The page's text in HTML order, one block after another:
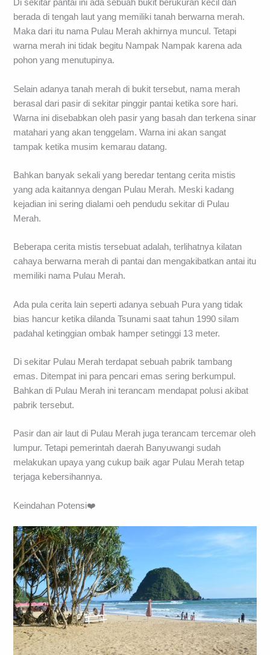
Di sekitar pantai ini ada sebuah bukit berukuran kecil dan
berada di tengah laut yang memiliki tanah berwarna merah.
Maka dari itu nama Pulau Merah akhirnya muncul. Tetapi
warna merah ini tidak begitu Nampak Nampak karena ada
pohon yang menutupinya.
Selain adanya tanah merah di bukit tersebut, nama merah
berasal dari pasir di sekitar pinggir pantai ketika sore hari.
Warna ini disebabkan oleh pasir yang basah dan terkena sinar
matahari yang akan tenggelam. Warna ini akan sangat
tampak ketika musim kemarau datang.
Bahkan banyak sekali yang beredar tentang cerita mistis
yang ada kaitannya dengan Pulau Merah. Meski kadang
kejadian ini sering dialami oeh pendudu sekitar di Pulau
Merah.
Beberapa cerita mistis tersebuat adalah, terlihatnya kilatan
cahaya berwarna merah di pantai dan mengakibatkan antai itu
memiliki nama Pulau Merah.
Ada pula cerita lain seperti adanya sebuah Pura yang tidak
bias hancur ketika dilanda Tsunami saat tahun 1990 silam
padahal ketinggian ombak hamper setinggi 13 meter.
Di sekitar Pulau Merah terdapat sebuah pabrik tambang
emas. Ditempat ini para pencari emas sering berkumpul.
Bahkan di Pulau Merah ini terancam mendapat polusi akibat
pabrik tersebut.
Pasir dan air laut di Pulau Merah juga terancam tercemar oleh
lumpur. Tetapi pemerintah daerah Banyuwangi sudah
melakukan upaya yang cukup baik agar Pulau Merah tetap
terjaga kebersihannya.
Keindahan Potensi❤️